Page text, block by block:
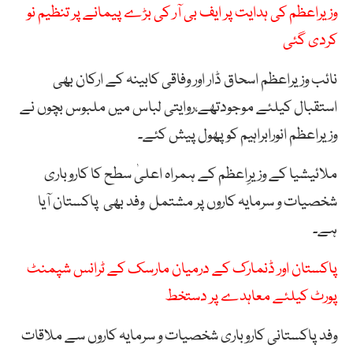
وزیراعظم کی ہدایت پر ایف بی آر کی بڑے پیمانے پر تنظیم نو
کردی گئی
نائب وزیراعظم اسحاق ڈار اور وفاقی کابینہ کے ارکان بھی
استقبال کیلئے موجودتھے،روایتی لباس میں ملبوس بچوں نے
وزیراعظم انورابراہیم کو پھول پیش کئے۔
ملائیشیا کے وزیرِاعظم کے ہمراہ اعلیٰ سطح کا کاروباری
شخصیات و سرمایہ کاروں پر مشتمل وفد بھی پاکستان آیا
ہے۔
پاکستان اور ڈنمارک کے درمیان مارسک کے ٹرانس شپمنٹ
پورٹ کیلئے معاہدے پر دستخط
وفد پاکستانی کاروباری شخصیات و سرمایہ کاروں سے ملاقات